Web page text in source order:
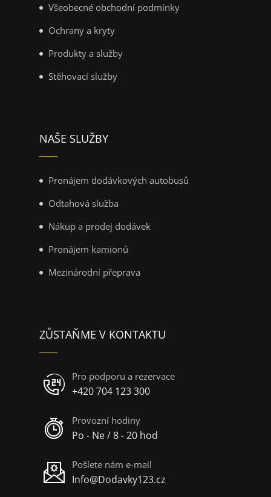
Všeobecné obchodní podmínky
Ochrany a kryty
Produkty a služby
Stěhovací služby
NAŠE SLUŽBY
Pronájem dodávkových autobusů
Odtahová služba
Nákup a prodej dodávek
Pronájem kamionů
Mezinárodní přeprava
ZŮSTAŇME V KONTAKTU
Pro podporu a rezervace
+420 704 123 300
Provozní hodiny
Po - Ne / 8 - 20 hod
Pošlete nám e-mail
Info@Dodavky123.cz